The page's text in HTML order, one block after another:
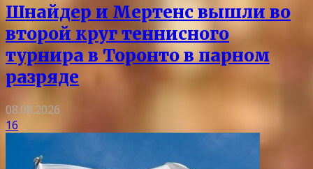
Шнайдер и Мертенс вышли во
второй круг теннисного
турнира в Торонто в парном
разряде
08.08.2026
16